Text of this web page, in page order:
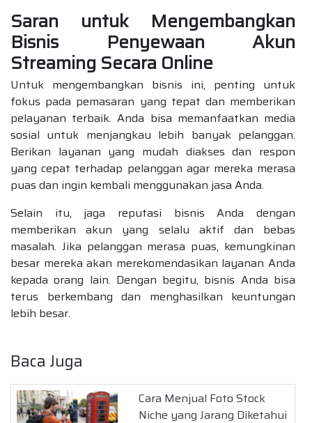
Saran untuk Mengembangkan
Bisnis Penyewaan Akun
Streaming Secara Online
Untuk mengembangkan bisnis ini, penting untuk
fokus pada pemasaran yang tepat dan memberikan
pelayanan terbaik. Anda bisa memanfaatkan media
sosial untuk menjangkau lebih banyak pelanggan.
Berikan layanan yang mudah diakses dan respon
yang cepat terhadap pelanggan agar mereka merasa
puas dan ingin kembali menggunakan jasa Anda.
Selain itu, jaga reputasi bisnis Anda dengan
memberikan akun yang selalu aktif dan bebas
masalah. Jika pelanggan merasa puas, kemungkinan
besar mereka akan merekomendasikan layanan Anda
kepada orang lain. Dengan begitu, bisnis Anda bisa
terus berkembang dan menghasilkan keuntungan
lebih besar.
Baca Juga
Cara Menjual Foto Stock
Niche yang Jarang Diketahui